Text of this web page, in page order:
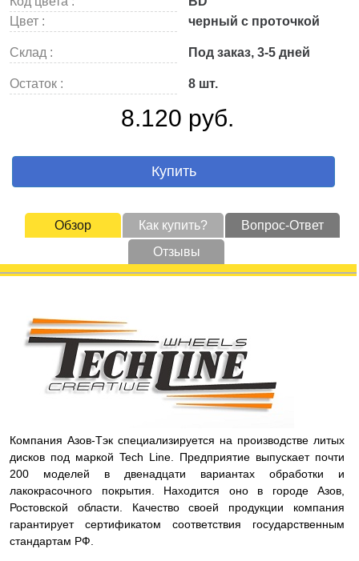
Цвет :
черный с проточкой
Склад : Под заказ, 3-5 дней
Остаток : 8 шт.
8.120 руб.
Купить
Обзор Как купить?
Вопрос-Ответ
Отзывы
Компания Азов-Тэк специализируется на производстве литых
дисков под маркой Tech Line. Предприятие выпускает почти
200 моделей в двенадцати вариантах обработки и
лакокрасочного покрытия. Находится оно в городе Азов,
Ростовской области. Качество своей продукции компания
гарантирует сертификатом соответствия государственным
стандартам РФ.